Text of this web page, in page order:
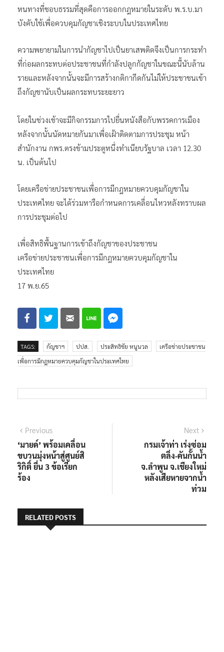
ความพยายามในการนำกัญชาไปเป็นยาเสพติดจึงเป็นการกระทำ
รายและหลังจากนั้นจะมีการสร้างกติกากีดกันไม่ให้ประชาชนเข้า
ถึงกัญชานับเป็นผลกระทบระยะยาว
โดยในช่วงเช้าจะมีกิจกรรมการไปยื่นหนังสือกับพรรคการเมือง
สำนักงาน กพร.ตรงข้ามประตูหนึ่งทำเนียบรัฐบาล เวลา 12.30
น. เป็นต้นไป
โดยเครือข่ายประชาชนเพื่อการมีกฎหมายควบคุมกัญชาใน
การประชุมต่อไป
เพื่อสิทธิพื้นฐานการเข้าถึงกัญชาของประชาชน
ประเทศไทย
17 พ.ย.65
TAGS: กัญชาฯ ปปส. ประสิทธิชัย หนูนวล
เพื่อการมีกฎหมายควบคุมกัญชาในประเทศไทย
แนะแนว
PreviousPrevious
ขบวนมุ่งหน้าสู่ศูนย์สิ
ริกิติ์ ยื่น 3 ข้อเรียก
ร้อง
Next
Next
ตลิ่ง-คันกั้นน้ำ
จ.ลำพูน จ.เชียงใหม่
หลังเสียหายจากน้ำ
ท่วม